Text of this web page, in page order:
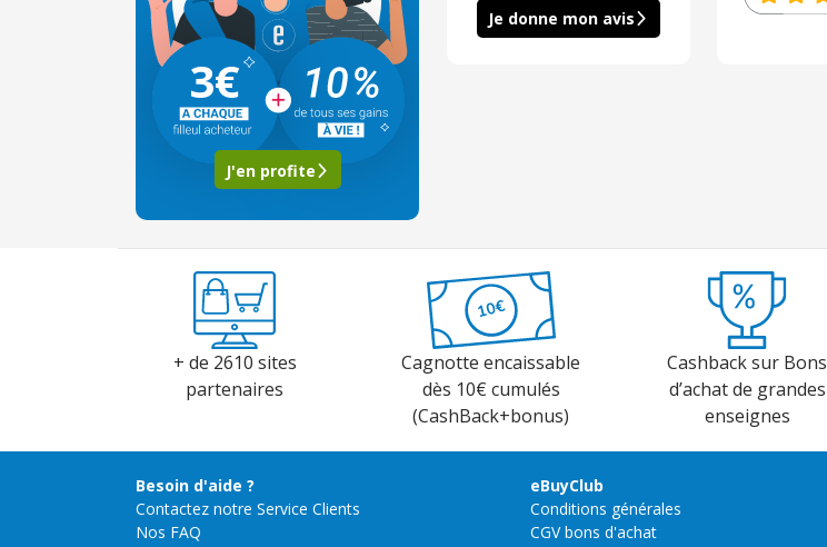
3€
J'en profite
Je donne mon avis
+ de 2610 sites
partenaires
Cagnotte encaissable
dès 10€ cumulés
(CashBack+bonus)
Cashback sur Bons
d’achat de grandes
enseignes
Besoin d'aide ?
Contactez notre Service Clients
Nos FAQ
eBuyClub
Conditions générales
CGV bons d'achat